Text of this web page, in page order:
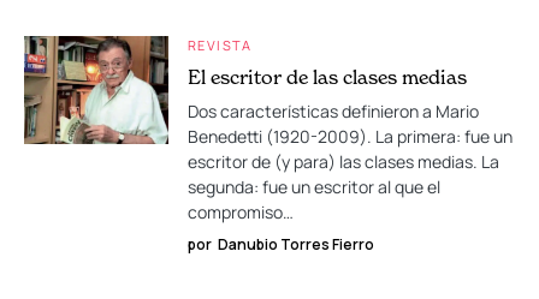
REVISTA
El escritor de las clases medias
Dos características definieron a Mario
Benedetti (1920-2009). La primera: fue un
escritor de (y para) las clases medias. La
segunda: fue un escritor al que el
compromiso…
por Danubio Torres Fierro